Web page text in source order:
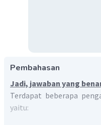
Pembahasan
Jadi, jawaban yang
Terdapat beberapa
yaitu: